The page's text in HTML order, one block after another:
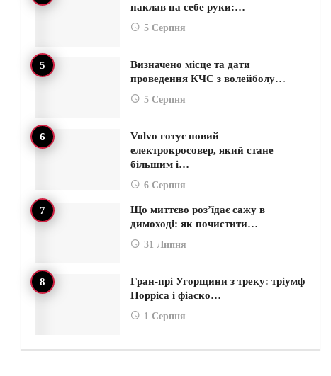
наклав на себе руки:…
5 Серпня
Визначено місце та дати
проведення КЧС з волейболу…
5 Серпня
Volvo готує новий
електрокросовер, який стане
більшим і…
6 Серпня
Що миттєво роз’їдає сажу в
димоході: як почистити…
31 Липня
Гран-прі Угорщини з треку: тріумф
Норріса і фіаско…
1 Серпня